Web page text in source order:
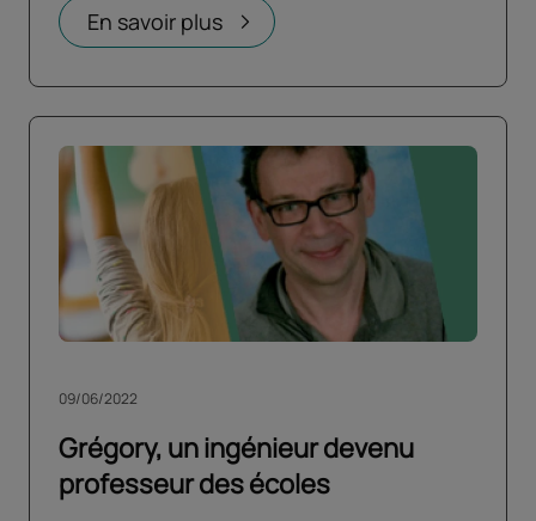
En savoir plus
Grégory, un ingénieur devenu
professeur des écoles
09/06/2022